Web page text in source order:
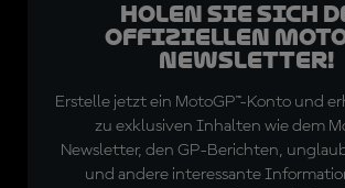
Holen Sie sich
offiziellen
Newsletter!
Erstelle jetzt ein MotoGP™-Konto und
zu exklusiven Inhalten wie dem
Newsletter, den GP-Berichten,
und andere interessante